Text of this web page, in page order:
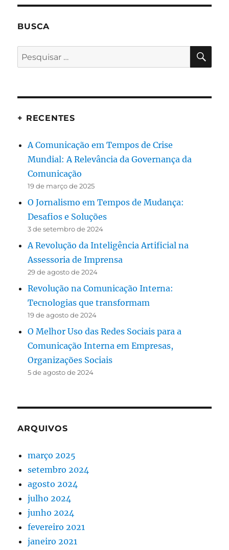
BUSCA
Pesquisar
por:
+ RECENTES
A Comunicação em Tempos de Crise
Mundial: A Relevância da Governança da
Comunicação
19 de março de 2025
O Jornalismo em Tempos de Mudança:
Desafios e Soluções
3 de setembro de 2024
A Revolução da Inteligência Artificial na
Assessoria de Imprensa
29 de agosto de 2024
Revolução na Comunicação Interna:
Tecnologias que transformam
19 de agosto de 2024
O Melhor Uso das Redes Sociais para a
Comunicação Interna em Empresas,
Organizações Sociais
5 de agosto de 2024
ARQUIVOS
março 2025
setembro 2024
agosto 2024
julho 2024
junho 2024
fevereiro 2021
janeiro 2021